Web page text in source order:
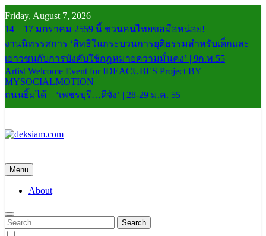
to
content
Friday, August 7, 2026
14 – 17 มกราคม 2559 นี้ ชวนคนไทยขอมือหน่อย!
งานนิทรรศการ ‘สิทธิในกระบวนการยุติธรรมสำหรับเด็กและ
เยาวชนกับการบังคับใช้กฎหมายความมั่นคง’ | 9ก.พ.55
Artist Welcome Event for IDEACUBES Project BY
MYSOCIALMOTION
ถนนยิ้มได้ – ‘เพชรบุรี…ดีจัง’ | 28-29 ม.ค. 55
Menu
About
Search
for: